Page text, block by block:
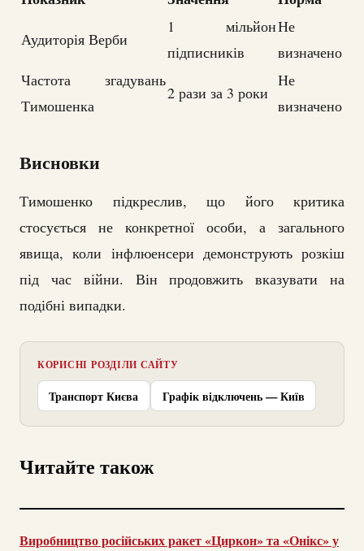
Аудиторія Верби
1 мільйон
підписників
Не
визначено
Частота згадувань
Тимошенка
2 рази за 3 роки
Не
визначено
Висновки
Тимошенко підкреслив, що його критика
стосується не конкретної особи, а загального
явища, коли інфлюенсери демонструють розкіш
під час війни. Він продовжить вказувати на
подібні випадки.
КОРИСНІ РОЗДІЛИ САЙТУ
Транспорт Києва Графік відключень — Київ
Читайте також
Виробництво російських ракет «Циркон» та «Онікс» у